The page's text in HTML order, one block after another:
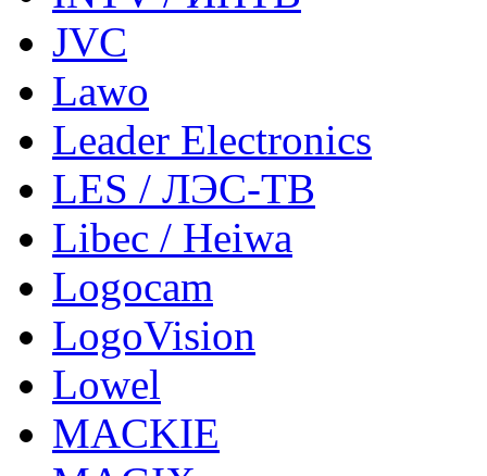
JVC
Lawo
Leader Electronics
LES / ЛЭС-ТВ
Libec / Heiwa
Logocam
LogoVision
Lowel
MACKIE